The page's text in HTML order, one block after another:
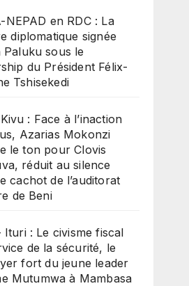
NEPAD en RDC : La
diplomatique signée
Paluku sous le
du Président Félix-
Tshisekedi
: Face à l’inaction
Azarias Mokonzi
le ton pour Clovis
réduit au silence
cachot de l’auditorat
de Beni
Ituri : Le civisme fiscal
de la sécurité, le
fort du jeune leader
Mutumwa à Mambasa